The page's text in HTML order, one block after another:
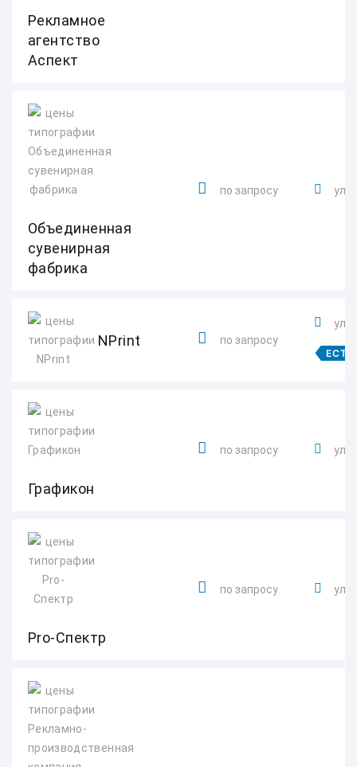
Рекламное
агентство
Аспект
Объединенная
сувенирная
фабрика
по запросу ул.
NPrint по запросу
ул.
Графикон
по запросу ул.
Pro-Спектр
по запросу ул.